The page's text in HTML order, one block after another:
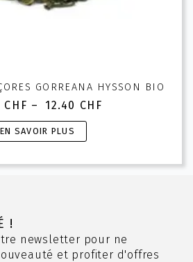
GORREANA HYSSON BIO
CHF – 12.40 CHF
Plage
de
prix :
à
EN SAVOIR PLUS
!
newsletter pour ne
et profiter d'offres